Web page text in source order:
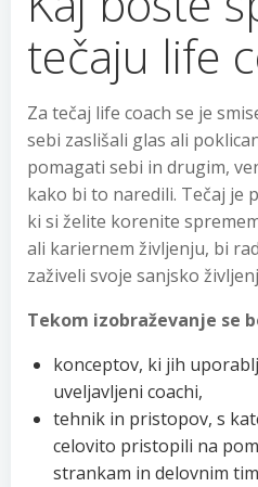
tečaju life
Za tečaj life coach se je
sebi zaslišali glas ali
pomagati sebi in drugim,
kako bi to naredili. Tečaj je
ki si želite korenite
ali kariernem življenju, bi
zaživeli svoje sanjsko
Tekom izobraževanje se
konceptov, ki jih
uveljavljeni coachi,
tehnik in pristopov, s
celovito pristopili na
strankam in delovnim